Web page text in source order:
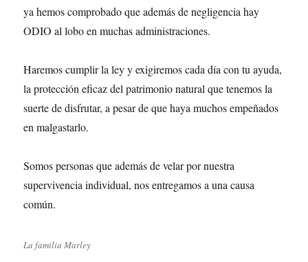
ya hemos comprobado que además de negligencia hay
ODIO al lobo en muchas administraciones.
Haremos cumplir la ley y exigiremos cada día con tu ayuda,
la protección eficaz del patrimonio natural que tenemos la
suerte de disfrutar, a pesar de que haya muchos empeñados
en malgastarlo.
Somos personas que además de velar por nuestra
supervivencia individual, nos entregamos a una causa
común.
La familia Marley